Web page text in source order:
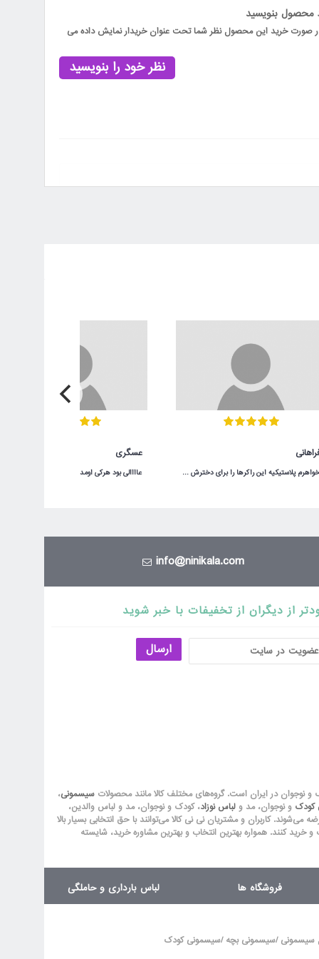
محصول بنویسید
صورت خرید این محصول نظر شما تحت عنوان خریدار نمایش داده می
نظر خود را بنویسید
خواهرم پلاستیکیه این راکرها را برای دخترش خریده بود ولی اصلا خوب نبود و تعادل بچه حفظ نمیشد ولی من این راکر چوبی را خریدم خیلی عالی بود مرسی
عسگری
info@ninikala.com
از دیگران از تخفیفات با خبر شوید
ارسال
و نوجوان در ایران است. گروه‏‏‌های مختلف کالا مانند محصولات سیسمونی،
کودک و نوجوان، مد و لباس نوزاد، کودک و نوجوان، مد و لباس والدین،
می‏‏‏‌شوند. کاربران و مشتریان نی نی‌ کالا می‏‏‌توانند با حق انتخابی بسیار بالا
خرید کنند. همواره بهترین انتخاب و بهترین مشاوره خرید، شایسته
لباس بارداری و حاملگی فروشگاه ها
سیسمونی /سیسمونی بچه /سیسمونی کودک